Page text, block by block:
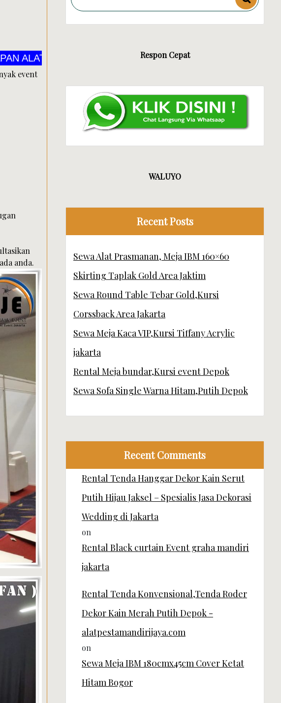
MANDIRI JAYA EVENT
event
anda.
Respon Cepat
WALUYO
Recent Posts
Sewa Alat Prasmanan, Meja IBM 160×60
Skirting Taplak Gold Area Jaktim
Sewa Round Table Tebar Gold,Kursi
Corssback Area Jakarta
Sewa Meja Kaca VIP,Kursi Tiffany Acrylic
jakarta
Rental Meja bundar,Kursi event Depok
Sewa Sofa Single Warna Hitam,Putih Depok
Recent Comments
Rental Tenda Hanggar Dekor Kain Serut
Putih Hijau Jaksel – Spesialis Jasa Dekorasi
Wedding di Jakarta
on
Rental Black curtain Event graha mandiri
jakarta
Rental Tenda Konvensional,Tenda Roder
Dekor Kain Merah Putih Depok -
alatpestamandirijaya.com
on
Sewa Meja IBM 180cmx45cm Cover Ketat
Hitam Bogor